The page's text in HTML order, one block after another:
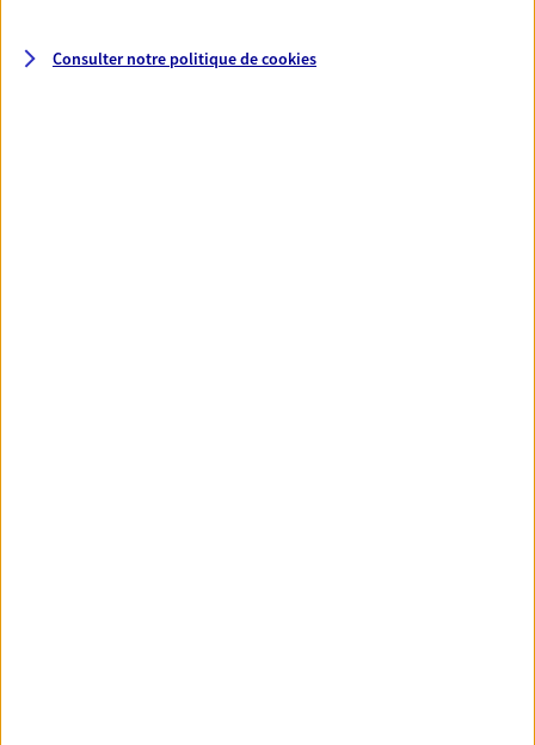
Pour un avenir serein, assurez-vous avec notre
contrat prévoyance. Préservez vos proches en cas
Consulter notre politique decookies